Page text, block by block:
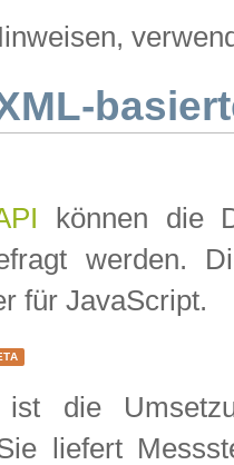
können die
werden.
für JavaScript.
ist die
liefert